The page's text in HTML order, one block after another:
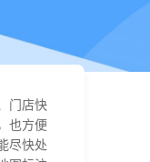
门店快
也方便
尽快处